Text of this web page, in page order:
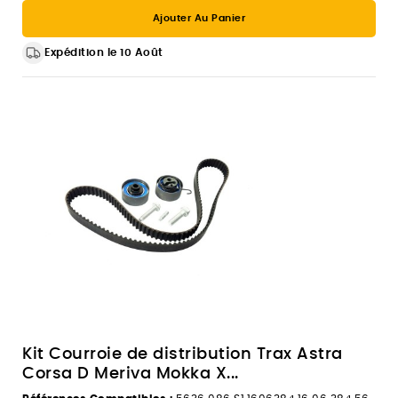
Ajouter Au Panier
Expédition le 10 Août
Kit Courroie de distribution Trax Astra
Corsa D Meriva Mokka X...